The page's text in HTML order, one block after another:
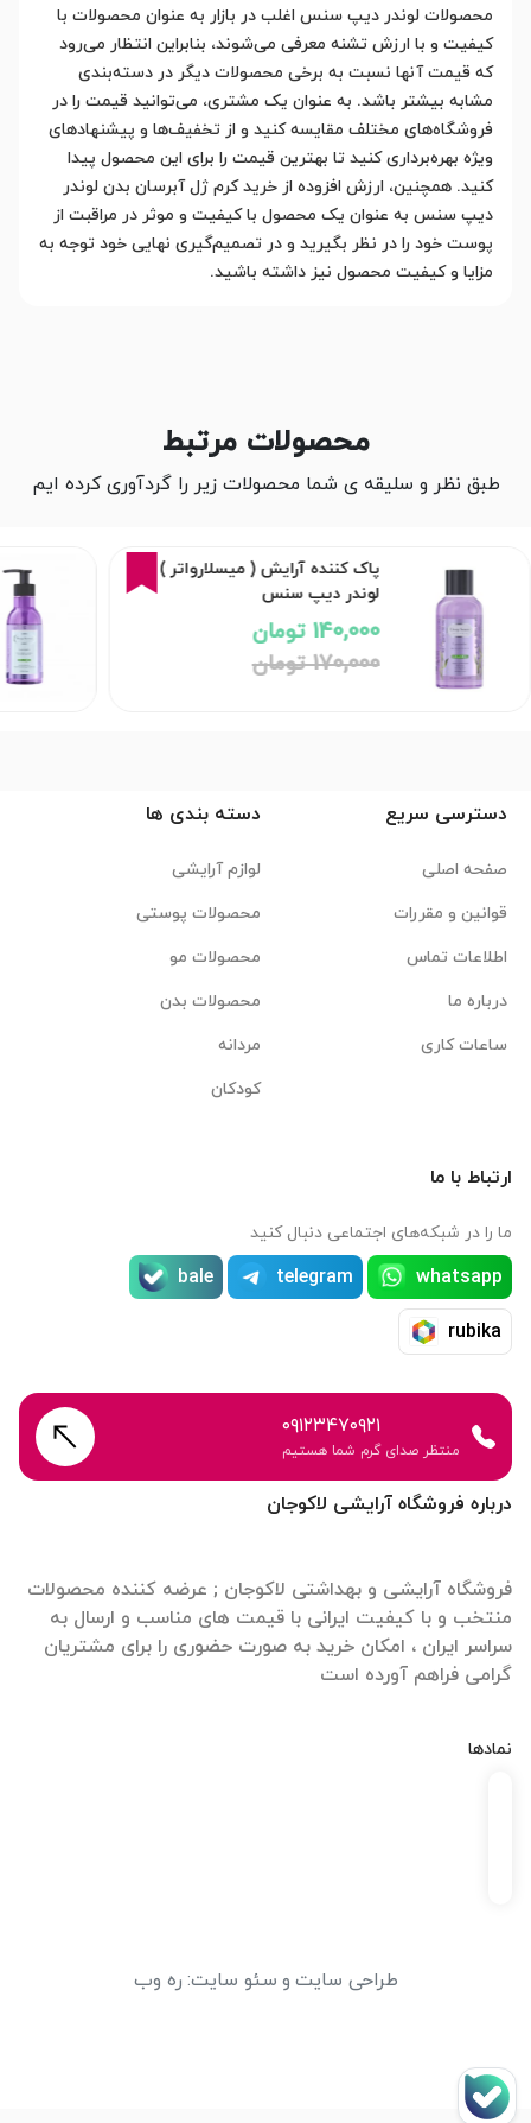
محصولات لوندر دیپ سنس اغلب در بازار به عنوان محصولات با
کیفیت و با ارزش تشنه معرفی می‌شوند، بنابراین انتظار می‌رود
که قیمت آنها نسبت به برخی محصولات دیگر در دسته‌بندی
مشابه بیشتر باشد. به عنوان یک مشتری، می‌توانید قیمت را در
فروشگاه‌های مختلف مقایسه کنید و از تخفیف‌ها و پیشنهادهای
ویژه بهره‌برداری کنید تا بهترین قیمت را برای این محصول پیدا
کنید. همچنین، ارزش افزوده از خرید کرم ژل آبرسان بدن لوندر
دیپ سنس به عنوان یک محصول با کیفیت و موثر در مراقبت از
پوست خود را در نظر بگیرید و در تصمیم‌گیری نهایی خود توجه به
مزایا و کیفیت محصول نیز داشته باشید.
محصولات مرتبط
طبق نظر و سلیقه ی شما محصولات زیر را گردآوری کرده ایم
پاک کننده آرایش ( میسلارواتر )
لوندر دیپ سنس
140,000 تومان
170,000 تومان
درباره فروشگاه آرایشی لاکوجان
فروشگاه آرایشی و بهداشتی لاکوجان ; عرضه کننده محصولات
منتخب و با کیفیت ایرانی با قیمت های مناسب و ارسال به
سراسر ایران ، امکان خرید به صورت حضوری را برای مشتریان
گرامی فراهم آورده است
نمادها
دسترسی سریع
صفحه اصلی
قوانین و مقررات
اطلاعات تماس
درباره ما
ساعات کاری
دسته بندی ها
لوازم آرایشی
محصولات پوستی
محصولات مو
محصولات بدن
مردانه
کودکان
ارتباط با ما
ما را در شبکه‌های اجتماعی دنبال کنید
whatsapp
telegram
bale
rubika
۰۹۱۲۳۴۷۰۹۲۱
منتظر صدای گرم شما هستیم
طراحی سایت و سئو سایت: ره وب